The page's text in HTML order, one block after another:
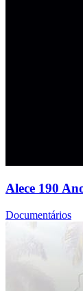
Alece 190
Documentários